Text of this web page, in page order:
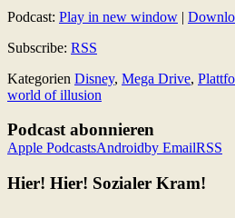
Podcast: Play in new window |
Subscribe: RSS
Kategorien Disney, Mega Drive,
world of illusion
Podcast abonnieren
Apple PodcastsAndroidby EmailRSS
Hier! Hier! Sozialer Kram!